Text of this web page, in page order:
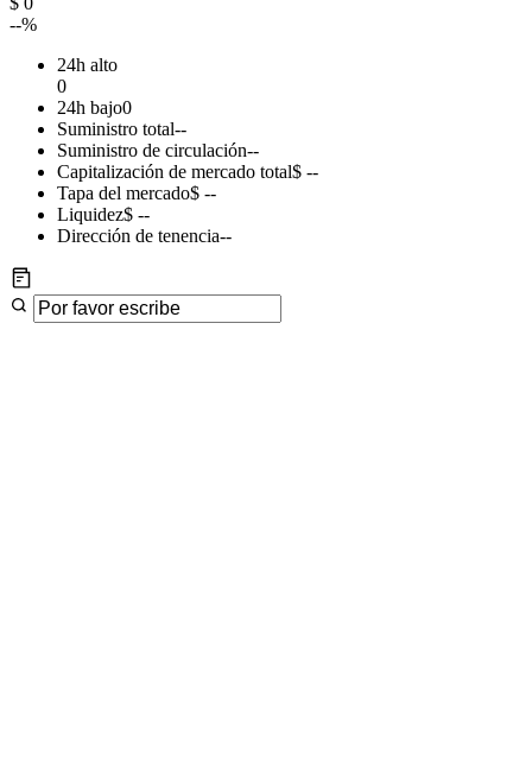
--%
24h alto
0
24h bajo0
Suministro total--
Suministro de circulación--
Capitalización de mercado total$ --
Tapa del mercado$ --
Liquidez$ --
Dirección de tenencia--